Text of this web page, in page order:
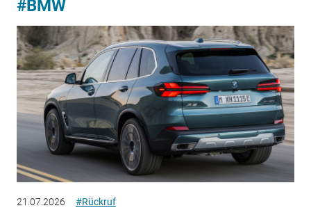
#BMW
21.07.2026 #Rückruf